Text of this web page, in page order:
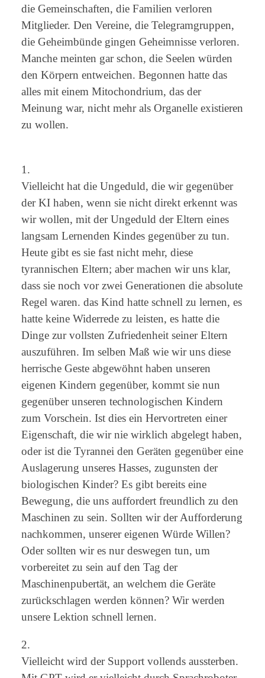
die Gemeinschaften, die Familien verloren
Mitglieder. Den Vereine, die Telegramgruppen,
die Geheimbünde gingen Geheimnisse verloren.
Manche meinten gar schon, die Seelen würden
den Körpern entweichen. Begonnen hatte das
alles mit einem Mitochondrium, das der
Meinung war, nicht mehr als Organelle existieren
zu wollen.
1.
Vielleicht hat die Ungeduld, die wir gegenüber
der KI haben, wenn sie nicht direkt erkennt was
wir wollen, mit der Ungeduld der Eltern eines
langsam Lernenden Kindes gegenüber zu tun.
Heute gibt es sie fast nicht mehr, diese
tyrannischen Eltern; aber machen wir uns klar,
dass sie noch vor zwei Generationen die absolute
Regel waren. das Kind hatte schnell zu lernen, es
hatte keine Widerrede zu leisten, es hatte die
Dinge zur vollsten Zufriedenheit seiner Eltern
auszuführen. Im selben Maß wie wir uns diese
herrische Geste abgewöhnt haben unseren
eigenen Kindern gegenüber, kommt sie nun
gegenüber unseren technologischen Kindern
zum Vorschein. Ist dies ein Hervortreten einer
Eigenschaft, die wir nie wirklich abgelegt haben,
oder ist die Tyrannei den Geräten gegenüber eine
Auslagerung unseres Hasses, zugunsten der
biologischen Kinder? Es gibt bereits eine
Bewegung, die uns auffordert freundlich zu den
Maschinen zu sein. Sollten wir der Aufforderung
nachkommen, unserer eigenen Würde Willen?
Oder sollten wir es nur deswegen tun, um
vorbereitet zu sein auf den Tag der
Maschinenpubertät, an welchem die Geräte
zurückschlagen werden können? Wir werden
unsere Lektion schnell lernen.
2.
Vielleicht wird der Support vollends aussterben.